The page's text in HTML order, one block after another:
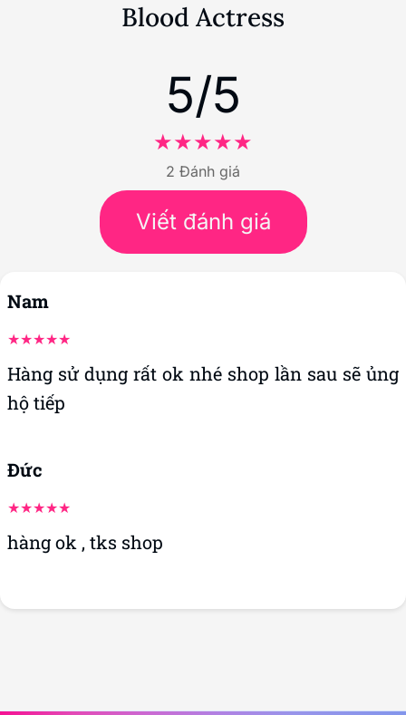
Blood Actress
5/5
2 Đánh giá
Viết đánh giá
Nam
Hàng sử dụng rất ok nhé shop lần sau sẽ ủng
hộ tiếp
Đức
hàng ok , tks shop